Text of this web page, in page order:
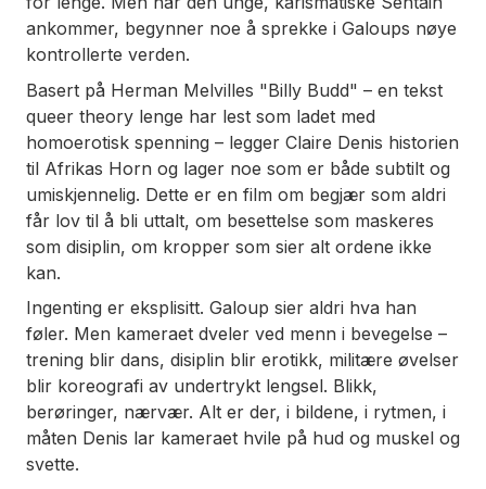
ankommer, begynner noe å sprekke i Galoups nøye
kontrollerte verden.
Basert på Herman Melvilles "Billy Budd" – en tekst
queer theory lenge har lest som ladet med
homoerotisk spenning – legger Claire Denis historien
til Afrikas Horn og lager noe som er både subtilt og
umiskjennelig. Dette er en film om begjær som aldri
får lov til å bli uttalt, om besettelse som maskeres
som disiplin, om kropper som sier alt ordene ikke
kan.
Ingenting er eksplisitt. Galoup sier aldri hva han
føler. Men kameraet dveler ved menn i bevegelse –
trening blir dans, disiplin blir erotikk, militære øvelser
blir koreografi av undertrykt lengsel. Blikk,
berøringer, nærvær. Alt er der, i bildene, i rytmen, i
måten Denis lar kameraet hvile på hud og muskel og
svette.